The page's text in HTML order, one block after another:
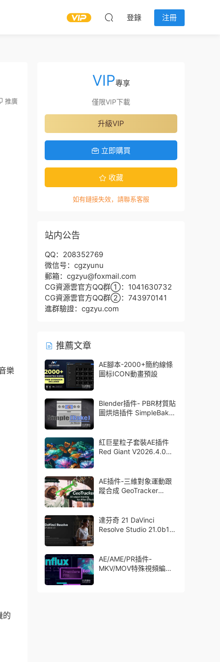
登錄 注冊
推廣
樂
的
VIP專享
僅限VIP下載
升級VIP
立即購買
收藏
如有鏈接失效，請聯系客服
站内公告
QQ：208352769
微信号：cgzyunu
郵箱：cgzyu@foxmail.com
CG資源雲官方QQ群①：1041630732
CG資源雲官方QQ群②：743970141
進群驗證：cgzyu.com
推薦文章
AE腳本-2000+簡約線條
圖标ICON動畫預設
Blender插件- PBR材質貼
圖烘焙插件 SimpleBake
紅巨星粒子套裝AE插件
Red Giant V2026.4.0
Bullet + VFX Suit
AE插件-三維對象運動跟
蹤合成 GeoTracker
達芬奇 21 DaVinci
Resolve Studio 21.0b1
AE/AME/PR插件-
MKV/MOV特殊視頻編碼